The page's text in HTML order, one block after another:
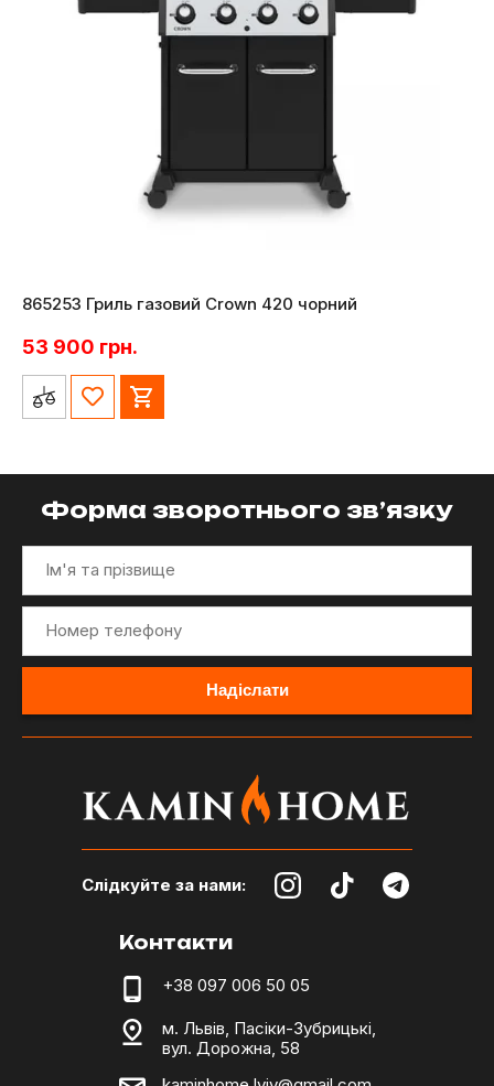
865253 Гриль газовий Crown 420 чорний
53 900 грн.
Форма зворотнього зв’язку
Слідкуйте за нами:
Контакти
+38 097 006 50 05
м. Львів, Пасіки-Зубрицькі,
вул. Дорожна, 58